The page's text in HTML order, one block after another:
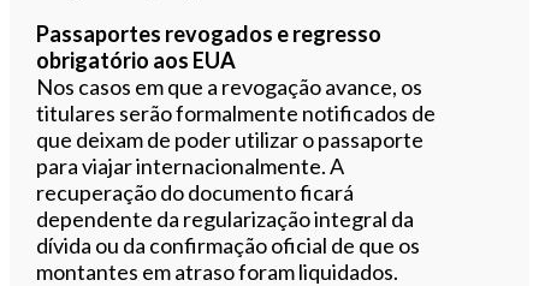
Passaportes revogados e regresso
obrigatório aos EUA
Nos casos em que a revogação avance, os
titulares serão formalmente notificados de
que deixam de poder utilizar o passaporte
para viajar internacionalmente. A
recuperação do documento ficará
dependente da regularização integral da
dívida ou da confirmação oficial de que os
montantes em atraso foram liquidados.